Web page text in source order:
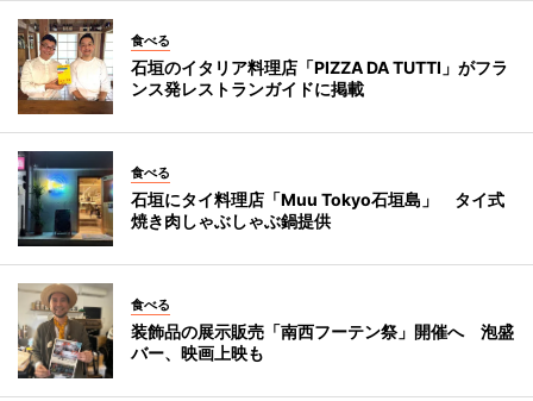
食べる
石垣のイタリア料理店「PIZZA DA TUTTI」がフラ
ンス発レストランガイドに掲載
食べる
石垣にタイ料理店「Muu Tokyo石垣島」 タイ式
焼き肉しゃぶしゃぶ鍋提供
食べる
装飾品の展示販売「南西フーテン祭」開催へ 泡盛
バー、映画上映も